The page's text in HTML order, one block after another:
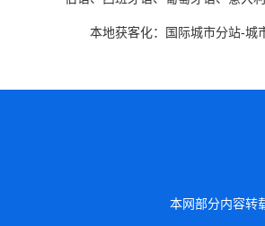
本地获客化：国际城市分站-城
本网部分内容转